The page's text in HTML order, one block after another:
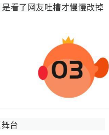
看了网友吐槽才慢慢改掉
台